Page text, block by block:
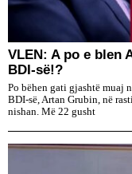
VLEN: A po e blen
BDI-së!?
Po bëhen gati gjashtë muaj
BDI-së, Artan Grubin, në
nishan. Më 22 gusht